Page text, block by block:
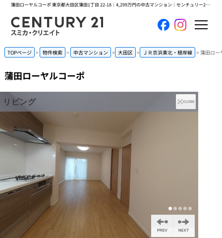
蒲田ローヤルコーポ 東京都大田区蒲田1丁目 22-18｜4,299万円の中古マンション｜センチュリー21スミカ・クリエイト
ホーム
当社について
コンテンツ
採用情報
TOPページ 物件検索 中古マンション 大田区 ＪＲ京浜東北・根岸線 蒲田ロー
蒲田ローヤルコーポ